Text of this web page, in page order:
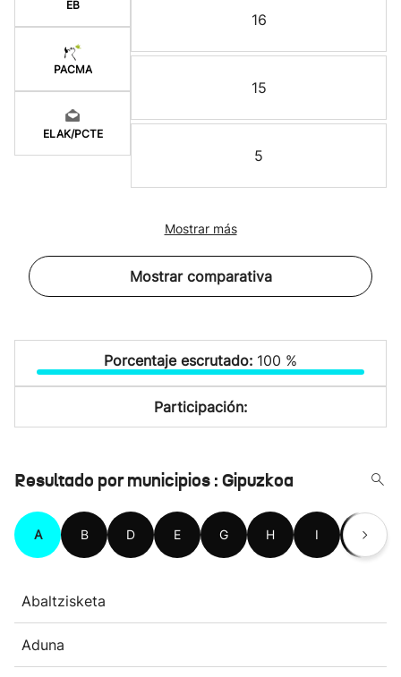
EB
PACMA
ELAK/PCTE
16
15
5
Mostrar más
Mostrar comparativa
Porcentaje escrutado: 100 %
Participación:
Resultado por municipios : Gipuzkoa
A B D E G H I L
Abaltzisketa
Aduna